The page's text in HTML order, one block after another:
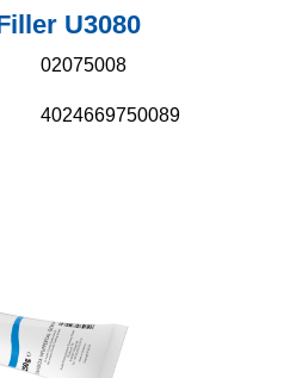
U3080
02075008
4024669750089